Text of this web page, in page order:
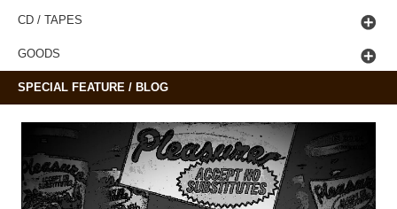
CD / TAPES
GOODS
SPECIAL FEATURE / BLOG